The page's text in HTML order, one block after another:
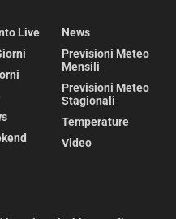
Live
News
Previsioni Meteo
Mensili
Previsioni Meteo
Stagionali
Temperature
Video